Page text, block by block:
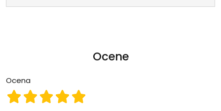
Ocene
Ocena
Ocena 5
Ocena 4
Ocena 3
Ocena 2
Ocena 1